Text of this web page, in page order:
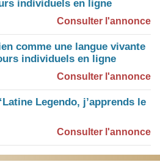
individuels en ligne
Consulter l'annonce
comme une langue vivante
individuels en ligne
Consulter l'annonce
Legendo, j’apprends le
Consulter l'annonce